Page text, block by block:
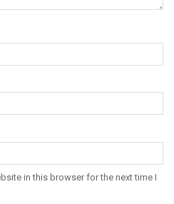
in this browser for the next time I